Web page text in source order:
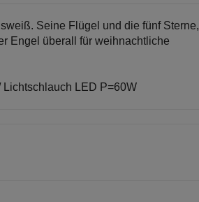
Seine Flügel und die fünf Sterne,
Engel überall für weihnachtliche
LED P=60W